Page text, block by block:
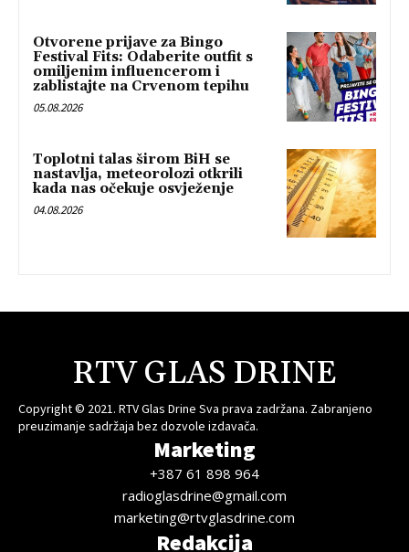
Otvorene prijave za Bingo
Festival Fits: Odaberite outfit s
omiljenim influencerom i
zablistajte na Crvenom tepihu
05.08.2026
Toplotni talas širom BiH se
nastavlja, meteorolozi otkrili
kada nas očekuje osvježenje
04.08.2026
RTV GLAS DRINE
Copyright © 2021. RTV Glas Drine Sva prava zadržana. Zabranjeno
preuzimanje sadržaja bez dozvole izdavača.
Marketing
+387 61 898 964
radioglasdrine@gmail.com
marketing@rtvglasdrine.com
Redakcija